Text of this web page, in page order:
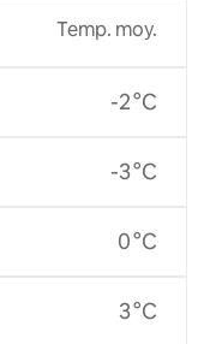
Temp. moy.
-2 °C
-3 °C
0 °C
3 °C